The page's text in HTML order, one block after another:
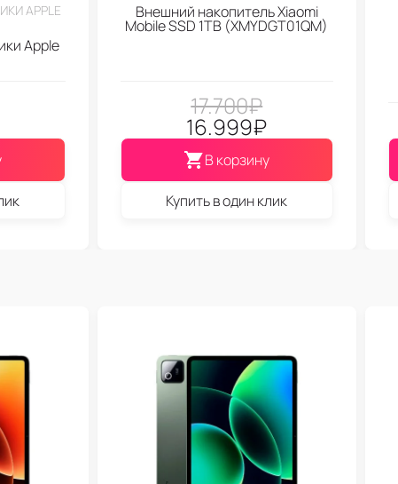
APPLE
Apple
Внешний накопитель Xiaomi
Mobile SSD 1TB (XMYDGT01QM)
17.700₽
16.999₽
В корзину
Купить в один клик